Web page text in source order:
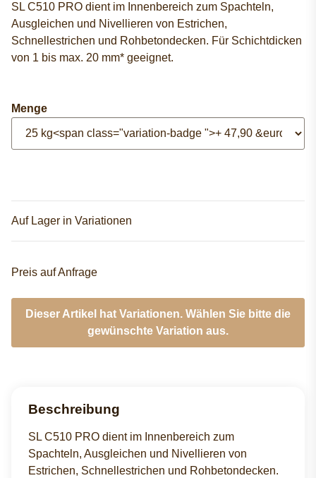
SL C510 PRO dient im Innenbereich zum Spachteln,
Ausgleichen und Nivellieren von Estrichen,
Schnellestrichen und Rohbetondecken. Für Schichtdicken
von 1 bis max. 20 mm* geeignet.
Menge
Auf Lager in Variationen
Preis auf Anfrage
Dieser Artikel hat Variationen. Wählen Sie bitte die
gewünschte Variation aus.
Beschreibung
SL C510 PRO dient im Innenbereich zum
Spachteln, Ausgleichen und Nivellieren von
Estrichen, Schnellestrichen und Rohbetondecken.